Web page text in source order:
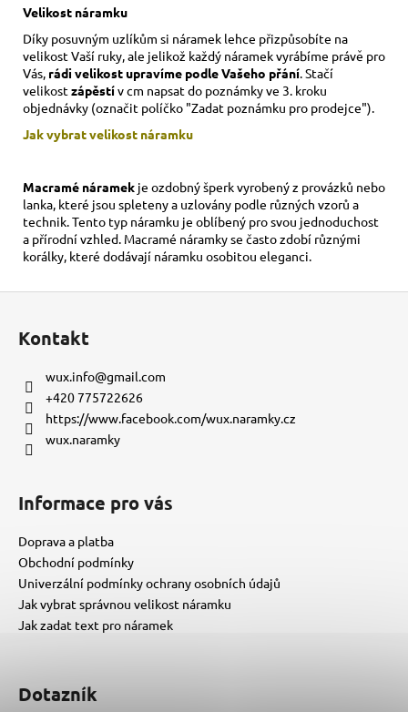
Velikost náramku
Díky posuvným uzlíkům si náramek lehce přizpůsobíte na
velikost Vaší ruky, ale jelikož každý náramek vyrábíme právě pro
Vás, rádi velikost upravíme podle Vašeho přání . Stačí
velikostzápěstív cm napsat do poznámky ve 3. kroku
objednávky (označit políčko "Zadat poznámku pro prodejce").
Jak vybrat velikost náramku
Macramé náramek je ozdobný šperk vyrobený z provázků nebo
lanka, které jsou spleteny a uzlovány podle různých vzorů a
technik. Tento typ náramku je oblíbený pro svou jednoduchost
a přírodní vzhled. Macramé náramky se často zdobí různými
korálky, které dodávají náramku osobitou eleganci.
Kontakt
wux.info@gmail.com
+420 775722626
https://www.facebook.com/wux.naramky.cz
wux.naramky
Informace pro vás
Doprava a platba
Obchodní podmínky
Univerzální podmínky ochrany osobních údajů
Jak vybrat správnou velikost náramku
Jak zadat text pro náramek
Dotazník